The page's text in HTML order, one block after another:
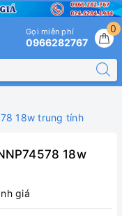
0
Gọi miễn phí
0966282767
18w trung tính
18w
giá